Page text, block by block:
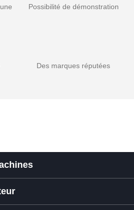
Possibilité de démonstration
Des marques réputées